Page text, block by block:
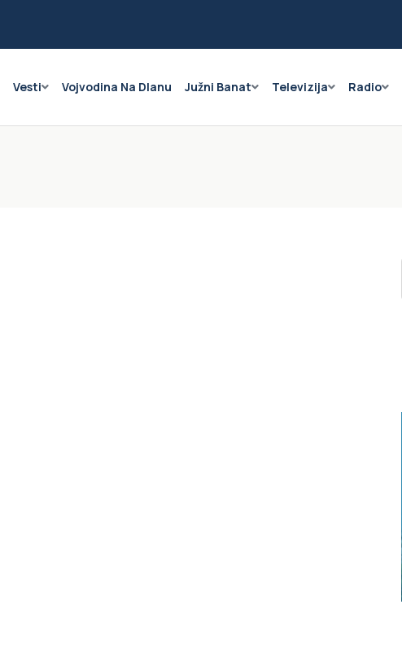
Vesti Vojvodina Na Dlanu Južni Banat Televizija Radio